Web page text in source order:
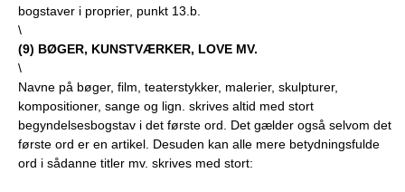
bogstaver i proprier, punkt 13.b.
\
(9) BØGER, KUNSTVÆRKER, LOVE MV.
\
Navne på bøger, film, teaterstykker, malerier, skulpturer,
kompositioner, sange og lign. skrives altid med stort
begyndelsesbogstav i det første ord. Det gælder også selvom det
første ord er en artikel. Desuden kan alle mere betydningsfulde
ord i sådanne titler mv. skrives med stort: